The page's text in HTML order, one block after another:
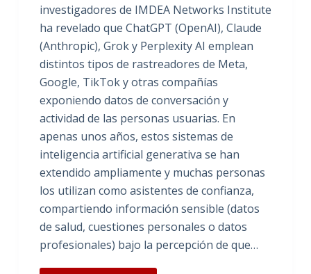
investigadores de IMDEA Networks Institute
ha revelado que ChatGPT (OpenAI), Claude
(Anthropic), Grok y Perplexity AI emplean
distintos tipos de rastreadores de Meta,
Google, TikTok y otras compañías
exponiendo datos de conversación y
actividad de las personas usuarias. En
apenas unos años, estos sistemas de
inteligencia artificial generativa se han
extendido ampliamente y muchas personas
los utilizan como asistentes de confianza,
compartiendo información sensible (datos
de salud, cuestiones personales o datos
profesionales) bajo la percepción de que…